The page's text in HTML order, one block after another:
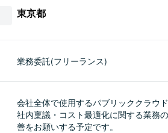
東京都
業務委託(フリーランス)
会社全体で使用するパブリッククラウ
社内稟議・コスト最適化に関する業務
善をお願いする予定です。